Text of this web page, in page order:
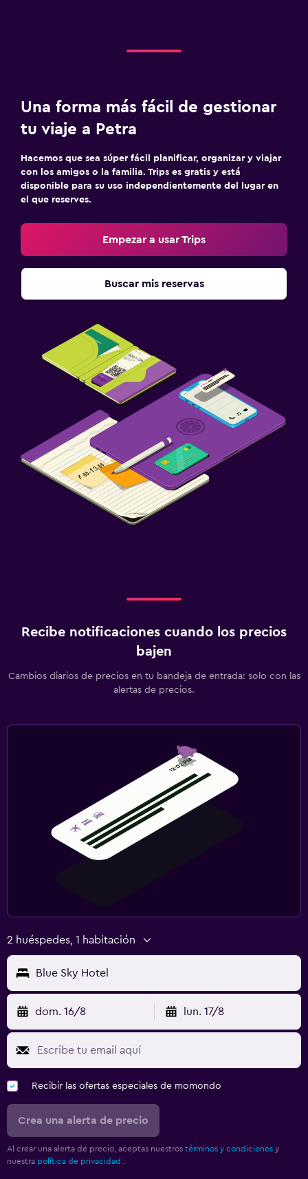
Una forma más fácil de gestionar
tu viaje a Petra
Hacemos que sea súper fácil planificar, organizar y viajar
con los amigos o la familia. Trips es gratis y está
disponible para su uso independientemente del lugar en
el que reserves.
Empezar a usar Trips
Buscar mis reservas
Recibe notificaciones cuando los precios
bajen
Cambios diarios de precios en tu bandeja de entrada: solo con las
alertas de precios.
2 huéspedes, 1 habitación
Blue Sky Hotel
dom. 16/8 lun. 17/8
Recibir las ofertas especiales de momondo
Crea una alerta de precio
Al crear una alerta de precio, aceptas nuestros términos y condiciones y
nuestra política de privacidad.